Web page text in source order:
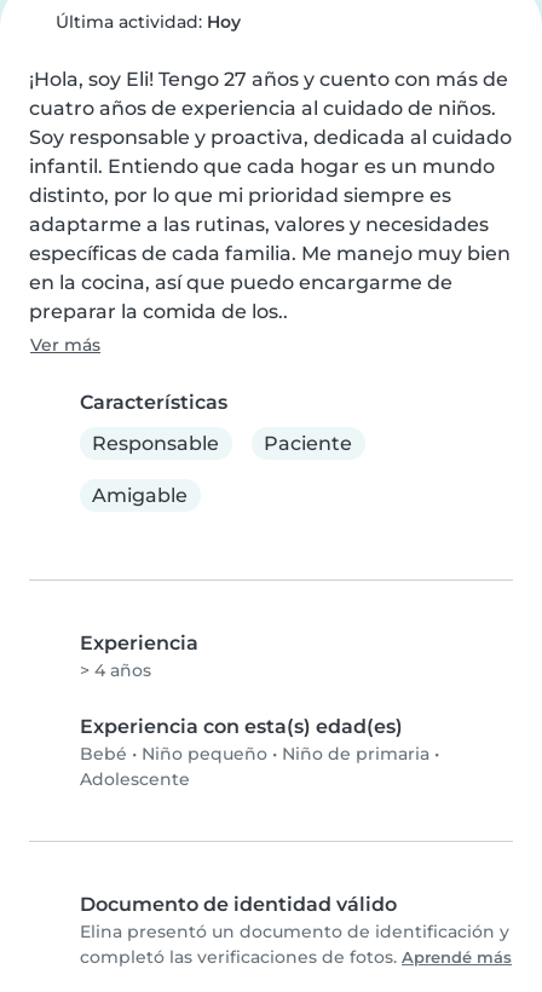
Última actividad: Hoy
¡Hola, soy Eli! Tengo 27 años y cuento con más de
cuatro años de experiencia al cuidado de niños.
Soy responsable y proactiva, dedicada al cuidado
infantil. Entiendo que cada hogar es un mundo
distinto, por lo que mi prioridad siempre es
adaptarme a las rutinas, valores y necesidades
específicas de cada familia. Me manejo muy bien
en la cocina, así que puedo encargarme de
preparar la comida de los..
Ver más
Características
Responsable
Paciente
Amigable
Experiencia
> 4 años
Experiencia con esta(s) edad(es)
Bebé • Niño pequeño • Niño de primaria •
Adolescente
Documento de identidad válido
Elina presentó un documento de identificación y
completó las verificaciones de fotos. Aprendé más